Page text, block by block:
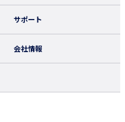
サポート
会社情報